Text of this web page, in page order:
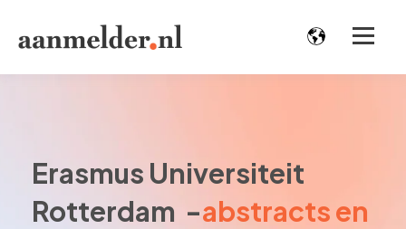
Erasmus Universiteit
Rotterdam -abstracts en